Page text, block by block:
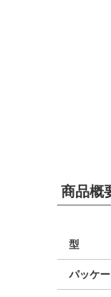
商品概
型
パッケ